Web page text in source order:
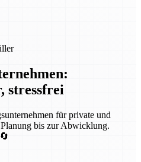
stressfrei
für private und
bis zur Abwicklung.